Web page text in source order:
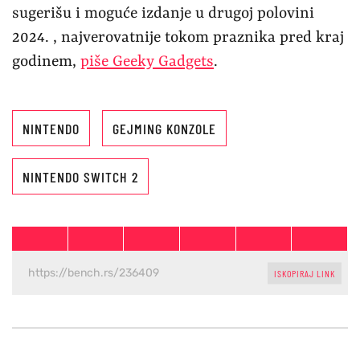
sugerišu i moguće izdanje u drugoj polovini
2024. , najverovatnije tokom praznika pred kraj
godinem, piše Geeky Gadgets.
NINTENDO GEJMING KONZOLE
NINTENDO SWITCH 2
ISKOPIRAJ LINK